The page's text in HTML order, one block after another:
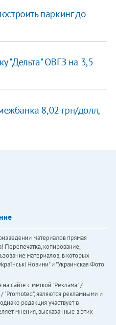
паркинг до
"Дельта" ОВГЗ на 3,5
8,02 грн/долл,
материалов прямая
Перепечатка, копирование,
материалов, в которых
Новини" и "Украинская Фото
сайте с меткой "Реклама" /
"Promoted", являются рекламными и
редакция участвует в
мнения, высказанные в этих